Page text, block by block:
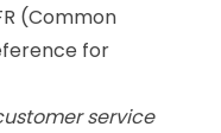
(Common
for
service